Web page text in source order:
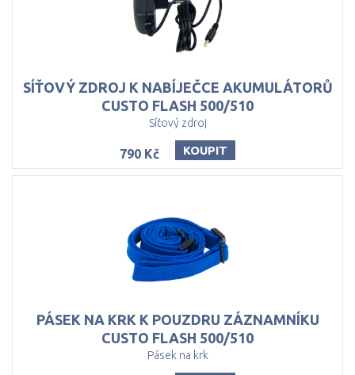
SÍŤOVÝ ZDROJ K NABÍJEČCE AKUMULÁTORŮ
CUSTO FLASH 500/510
Síťový zdroj
790 Kč KOUPIT
PÁSEK NA KRK K POUZDRU ZÁZNAMNÍKU
CUSTO FLASH 500/510
Pásek na krk